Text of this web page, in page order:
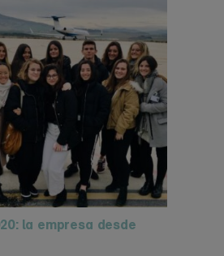
la empresa desde